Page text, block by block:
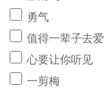
勇气
值得一辈子去爱
心要让你听见
一剪梅